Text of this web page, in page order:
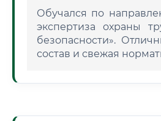
Обучался по
экспертиза охраны
безопасности».
состав и свежая